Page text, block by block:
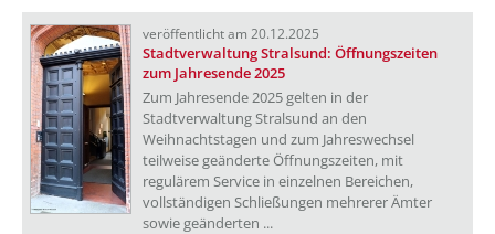
veröffentlicht am 20.12.2025
Stadtverwaltung Stralsund: Öffnungszeiten
zum Jahresende 2025
Zum Jahresende 2025 gelten in der
Stadtverwaltung Stralsund an den
Weihnachtstagen und zum Jahreswechsel
teilweise geänderte Öffnungszeiten, mit
regulärem Service in einzelnen Bereichen,
vollständigen Schließungen mehrerer Ämter
sowie geänderten ...